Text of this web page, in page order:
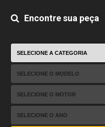
Encontre sua peça